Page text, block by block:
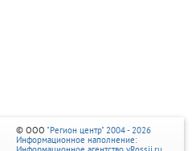
© ООО "Регион центр" 2004 - 2026
Информационное наполнение: